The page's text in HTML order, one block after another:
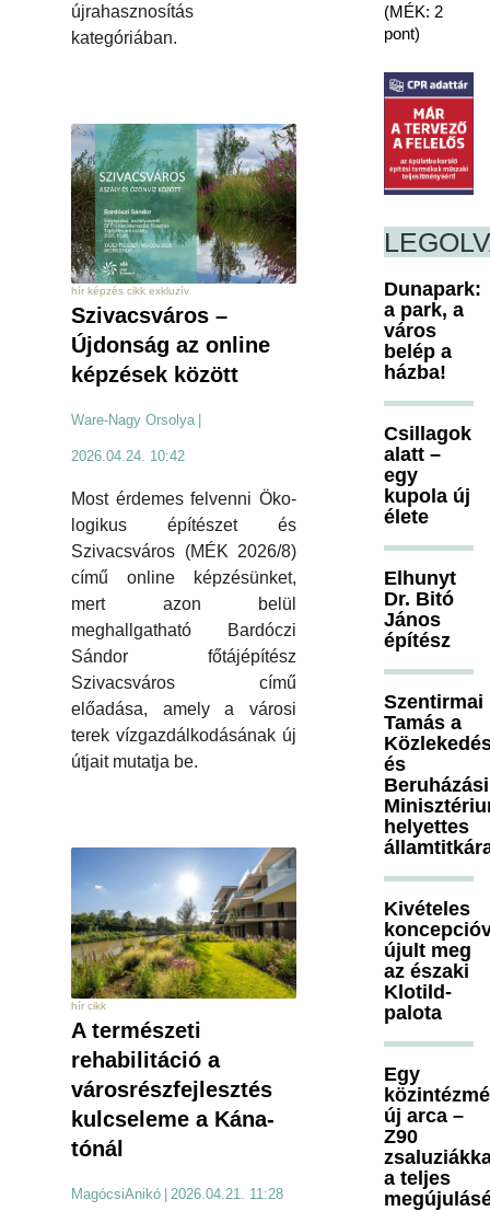
újrahasznosítás
kategóriában.
hír képzés cikk exkluzív
Szivacsváros –
Újdonság az online
képzések között
Ware-Nagy Orsolya
2026.04.24. 10:42
Most érdemes felvenni Öko-
logikus építészet és
Szivacsváros (MÉK 2026/8)
című online képzésünket,
mert azon belül
meghallgatható Bardóczi
Sándor főtájépítész
Szivacsváros című
előadása, amely a városi
terek vízgazdálkodásának új
útjait mutatja be.
hír cikk
A természeti
rehabilitáció a
városrészfejlesztés
kulcseleme a Kána-
tónál
MagócsiAnikó 2026.04.21. 11:28
(MÉK: 2
pont)
Dunapark:
a park, a
város
belép a
házba!
Csillagok
alatt –
egy
kupola új
élete
Elhunyt
Dr. Bitó
János
építész
Szentirmai
Tamás a
és
Beruházási
helyettes
Kivételes
újult meg
az északi
Klotild-
palota
Egy
új arca –
Z90
a teljes